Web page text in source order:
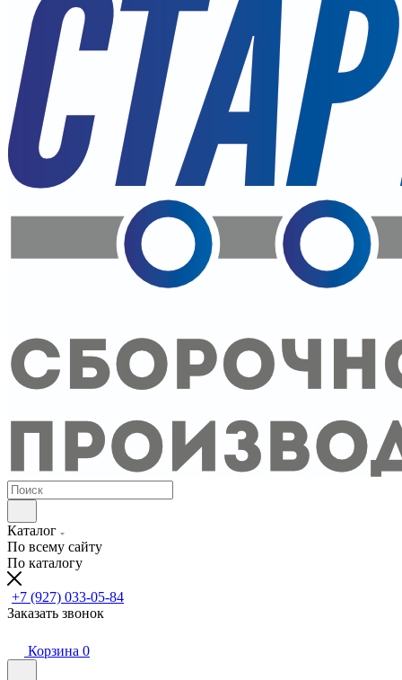
Каталог
По всему сайту
По каталогу
+7 (927) 033-05-84
Заказать звонок
Корзина 0